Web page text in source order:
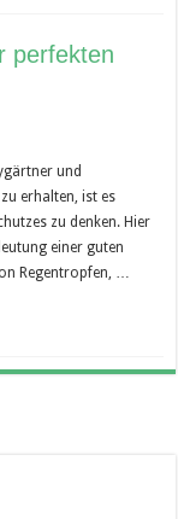
perfekten
und
erhalten, ist es
zu denken. Hier
einer guten
Regentropfen, …